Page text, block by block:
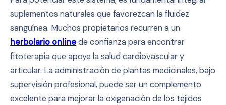
suplementos naturales que favorezcan la fluidez
sanguínea. Muchos propietarios recurren a un
herbolario onlinede confianza para encontrar
fitoterapia que apoye la salud cardiovascular y
articular. La administración de plantas medicinales, bajo
supervisión profesional, puede ser un complemento
excelente para mejorar la oxigenación de los tejidos